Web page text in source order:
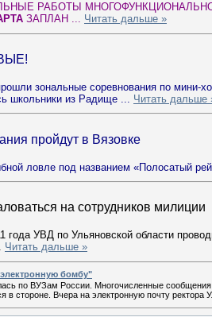
РАБОТЫ
ЗАПЛАН ... Читать дальше »
зональные соревнования по мини-
школьники из Радище
Читать дальше
пройдут в Вязовке
ловле под названием «Полосатый
на сотрудников милиции
года УВД по Ульяновской области
Читать дальше »
бомбу"
по ВУЗам России. Многочисленные
в стороне. Вчера на электронную почту